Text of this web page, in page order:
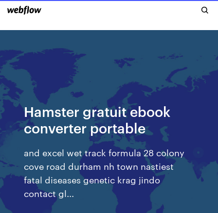
Hamster gratuit ebook
converter portable
and excel wet track formula 28 colony
cove road durham nh town nastiest
fatal diseases genetic krag jindo
contact gl...